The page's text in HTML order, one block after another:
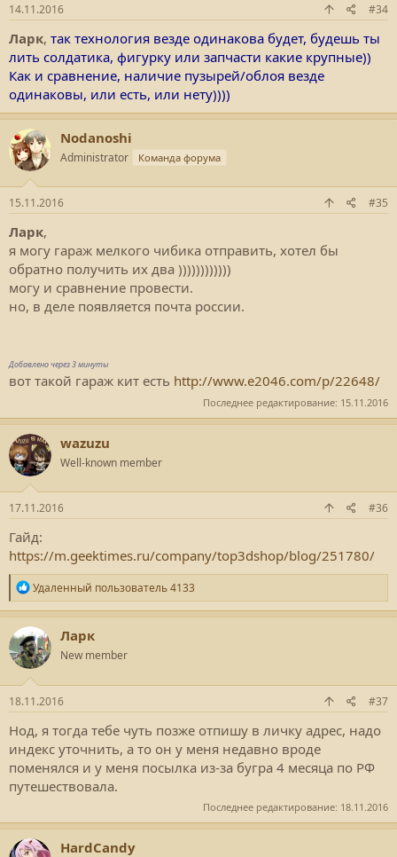
14.11.2016 #34
Ларк, так технология везде одинакова будет, будешь ты
лить солдатика, фигурку или запчасти какие крупные))
Как и сравнение, наличие пузырей/облоя везде
одинаковы, или есть, или нету))))
Nodanoshi
Administrator Команда форума
15.11.2016 #35
Ларк,
я могу гараж мелкого чибика отправить, хотел бы
обратно получить их два ))))))))))))
могу и сравнение провести.
но, в деле появляется почта россии.
Добавлено через 3 минуты
вот такой гараж кит есть http://www.e2046.com/p/22648/
Последнее редактирование: 15.11.2016
wazuzu
Well-known member
17.11.2016 #36
Гайд:
https://m.geektimes.ru/company/top3dshop/blog/251780/
Р
е
а
к
ц
и
и
:
Удаленный пользователь 4133
Ларк
New member
18.11.2016 #37
Нод, я тогда тебе чуть позже отпишу в личку адрес, надо
индекс уточнить, а то он у меня недавно вроде
поменялся и у меня посылка из-за бугра 4 месяца по РФ
путешествовала.
Последнее редактирование: 18.11.2016
HardCandy